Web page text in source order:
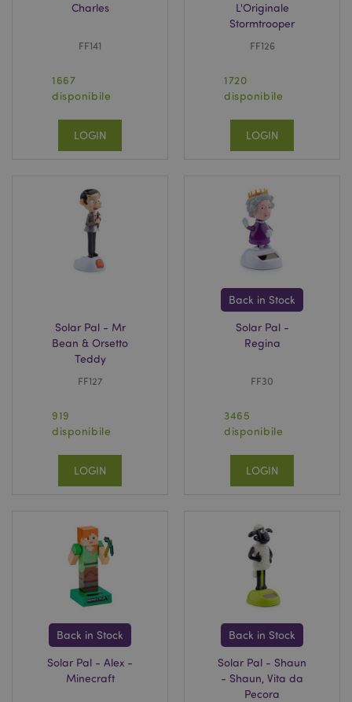
Charles
FF141
1667
disponibile
LOGIN
L'Originale
Stormtrooper
FF126
1720
disponibile
LOGIN
Solar Pal - Mr
Bean & Orsetto
Teddy
FF127
919
disponibile
LOGIN
Back in Stock
Solar Pal -
Regina
FF30
3465
disponibile
LOGIN
Back in Stock
Solar Pal - Alex -
Minecraft
Back in Stock
Solar Pal - Shaun
- Shaun, Vita da
Pecora